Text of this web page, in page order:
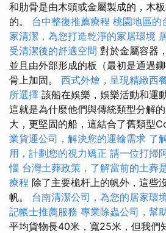
和肋骨是由木頭或金屬製成的，木
的。 台中整復推薦療程 桃園地區的
家清潔，為您打造乾淨的家居環境
受清潔後的舒適空間 對於金屬容器
並且由外部形成的板（最初是通過
骨上加固。 西式外燴，呈現精緻西
所選擇 該船在娛樂，娛樂活動和運
這就是為什麼他們與傳統類型分解
大，更堅固的船，這結合了舊類型
業貨運公司，解決您的運輸需求 了
用，計劃您的視力矯正 請一位打掃
惱 台灣土葬政策，了解當前的土葬
療程 除了主要桅杆上的帆外，這些
帆。 台南清潔公司，為您的居家環
記帳士推薦服務 專業除蟲公司，幫
平均貨物長40米，寬25米，但我們